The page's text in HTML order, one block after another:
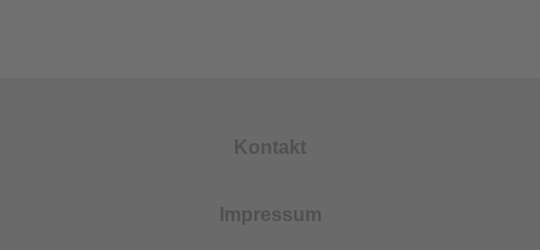
Kontakt
Impressum